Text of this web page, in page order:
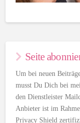
Seite
Um bei neuen
musst Du Dich bei
den Dienstleister
Anbieter ist im
Privacy Shield